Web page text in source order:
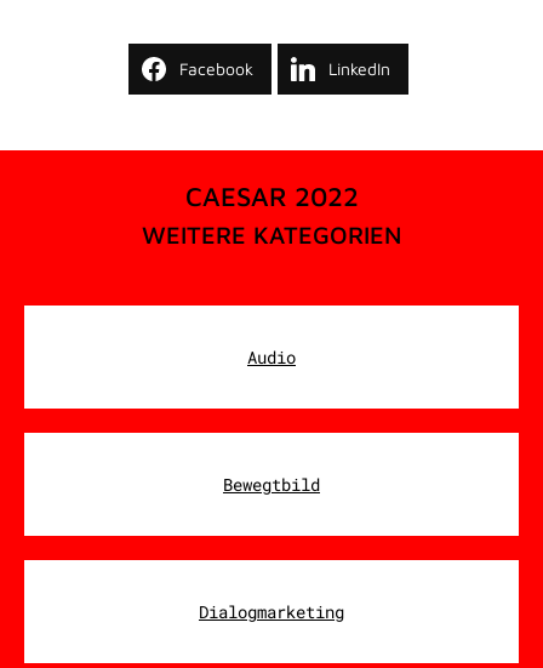
Facebook LinkedIn
CAESAR 2022
WEITERE KATEGORIEN
Audio
Bewegtbild
Dialogmarketing